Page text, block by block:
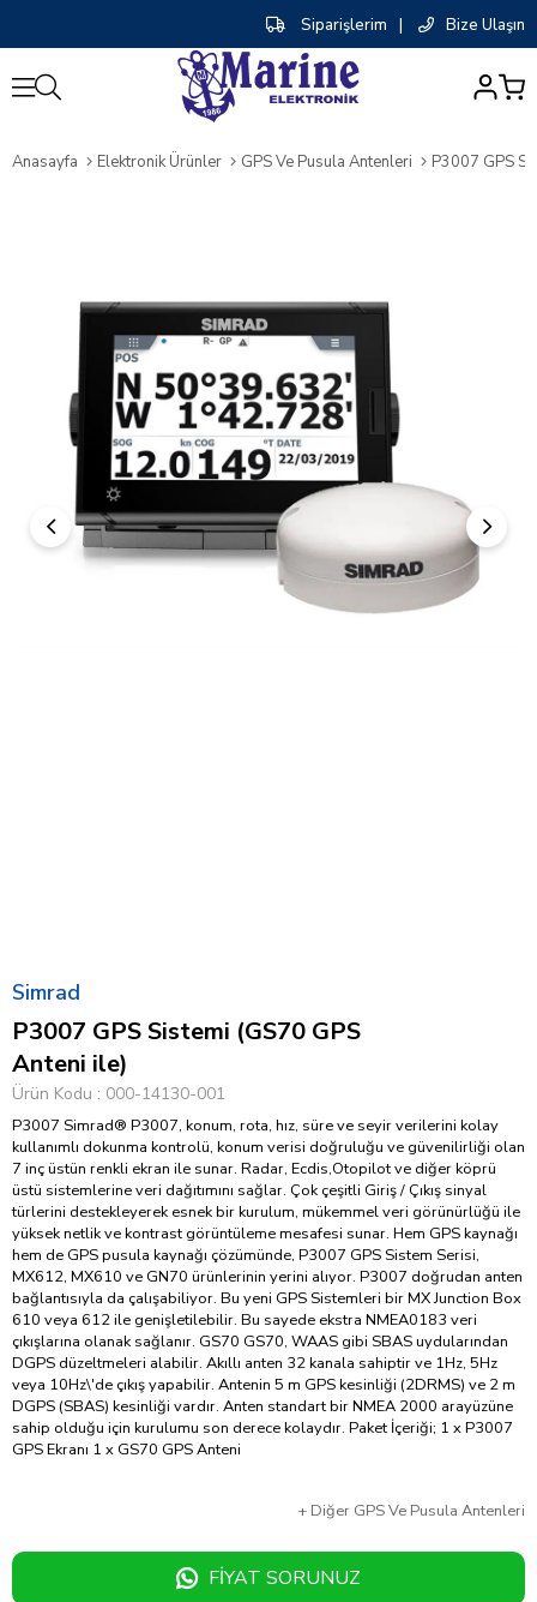
Siparişlerim | Bize Ulaşın
Anasayfa Elektronik Ürünler GPS Ve Pusula Antenleri P3007 GPS
Simrad
P3007 GPS Sistemi (GS70 GPS
Anteni ile)
Ürün Kodu 000-14130-001
P3007 Simrad® P3007, konum, rota, hız, süre ve seyir verilerini kolay
kullanımlı dokunma kontrolü, konum verisi doğruluğu ve güvenilirliği olan
7 inç üstün renkli ekran ile sunar. Radar, Ecdis,Otopilot ve diğer köprü
üstü sistemlerine veri dağıtımını sağlar. Çok çeşitli Giriş / Çıkış sinyal
türlerini destekleyerek esnek bir kurulum, mükemmel veri görünürlüğü ile
yüksek netlik ve kontrast görüntüleme mesafesi sunar. Hem GPS kaynağı
hem de GPS pusula kaynağı çözümünde, P3007 GPS Sistem Serisi,
MX612, MX610 ve GN70 ürünlerinin yerini alıyor. P3007 doğrudan anten
bağlantısıyla da çalışabiliyor. Bu yeni GPS Sistemleri bir MX Junction Box
610 veya 612 ile genişletilebilir. Bu sayede ekstra NMEA0183 veri
çıkışlarına olanak sağlanır. GS70 GS70, WAAS gibi SBAS uydularından
DGPS düzeltmeleri alabilir. Akıllı anten 32 kanala sahiptir ve 1Hz, 5Hz
veya 10Hz\'de çıkış yapabilir. Antenin 5 m GPS kesinliği (2DRMS) ve 2 m
DGPS (SBAS) kesinliği vardır. Anten standart bir NMEA 2000 arayüzüne
sahip olduğu için kurulumu son derece kolaydır. Paket İçeriği; 1 x P3007
GPS Ekranı 1 x GS70 GPS Anteni
+ Diğer GPS Ve Pusula Antenleri
FIYAT SORUNUZ